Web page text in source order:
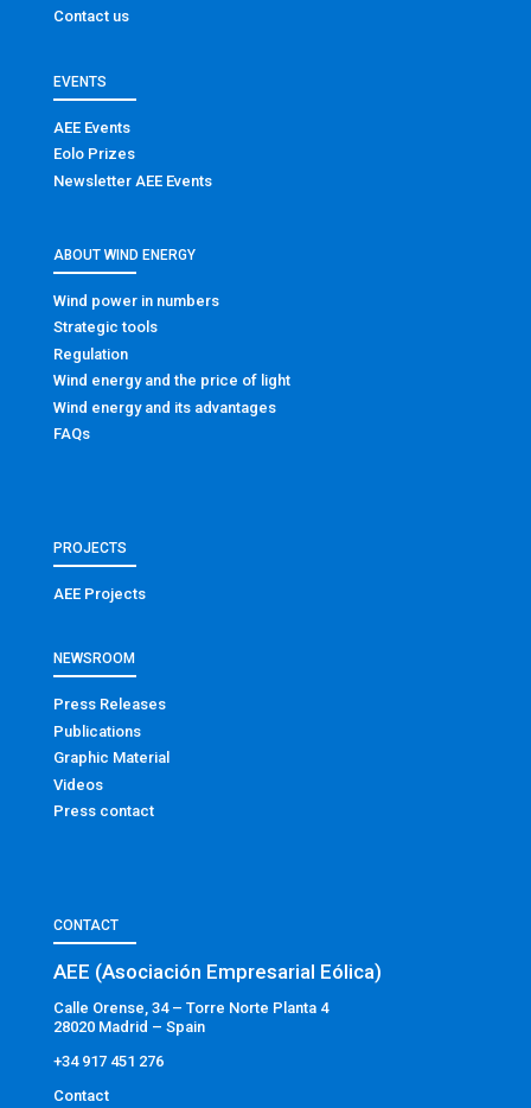
Contact us
EVENTS
AEE Events
Eolo Prizes
Newsletter AEE Events
ABOUT WIND ENERGY
Wind power in numbers
Strategic tools
Regulation
Wind energy and the price of light
Wind energy and its advantages
FAQs
PROJECTS
AEE Projects
NEWSROOM
Press Releases
Publications
Graphic Material
Videos
Press contact
CONTACT
AEE (Asociación Empresarial Eólica)
Calle Orense, 34 – Torre Norte Planta 4
28020 Madrid – Spain
+34 917 451 276
Contact